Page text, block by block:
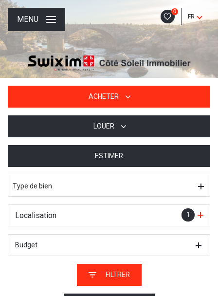
0
FR
MENU
ACHETER
De l'immo pro
LOUER
De l'immo pro
ESTIMER
Type de bien
1
Localisation
Budget
FILTRER